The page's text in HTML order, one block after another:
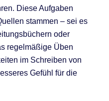
Diese Aufgaben
stammen – sei es
oder
regelmäßige Üben
im Schreiben von
Gefühl für die